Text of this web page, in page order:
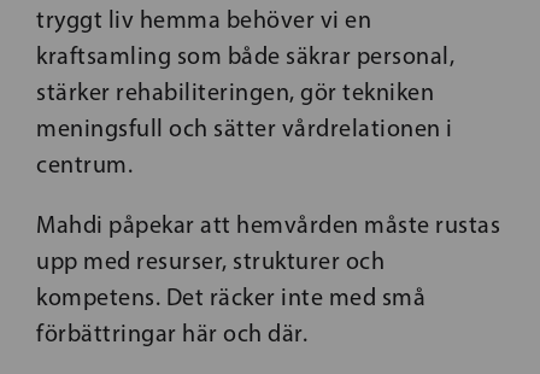
tryggt liv hemma behöver vi en
kraftsamling som både säkrar personal,
stärker rehabiliteringen, gör tekniken
meningsfull och sätter vårdrelationen i
centrum.
Mahdi påpekar att hemvården måste rustas
upp med resurser, strukturer och
kompetens. Det räcker inte med små
förbättringar här och där.